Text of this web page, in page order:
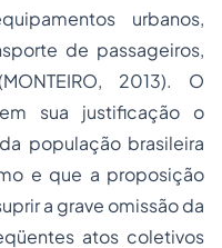
urbanos,
de passageiros,
2013). O
sua justificação o
população brasileira
e que a proposição
a grave omissão da
atos coletivos